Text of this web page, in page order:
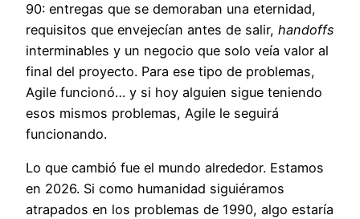
90: entregas que se demoraban una eternidad,
requisitos que envejecían antes de salir, handoffs
interminables y un negocio que solo veía valor al
final del proyecto. Para ese tipo de problemas,
Agile funcionó… y si hoy alguien sigue teniendo
esos mismos problemas, Agile le seguirá
funcionando.
Lo que cambió fue el mundo alrededor. Estamos
en 2026. Si como humanidad siguiéramos
atrapados en los problemas de 1990, algo estaría